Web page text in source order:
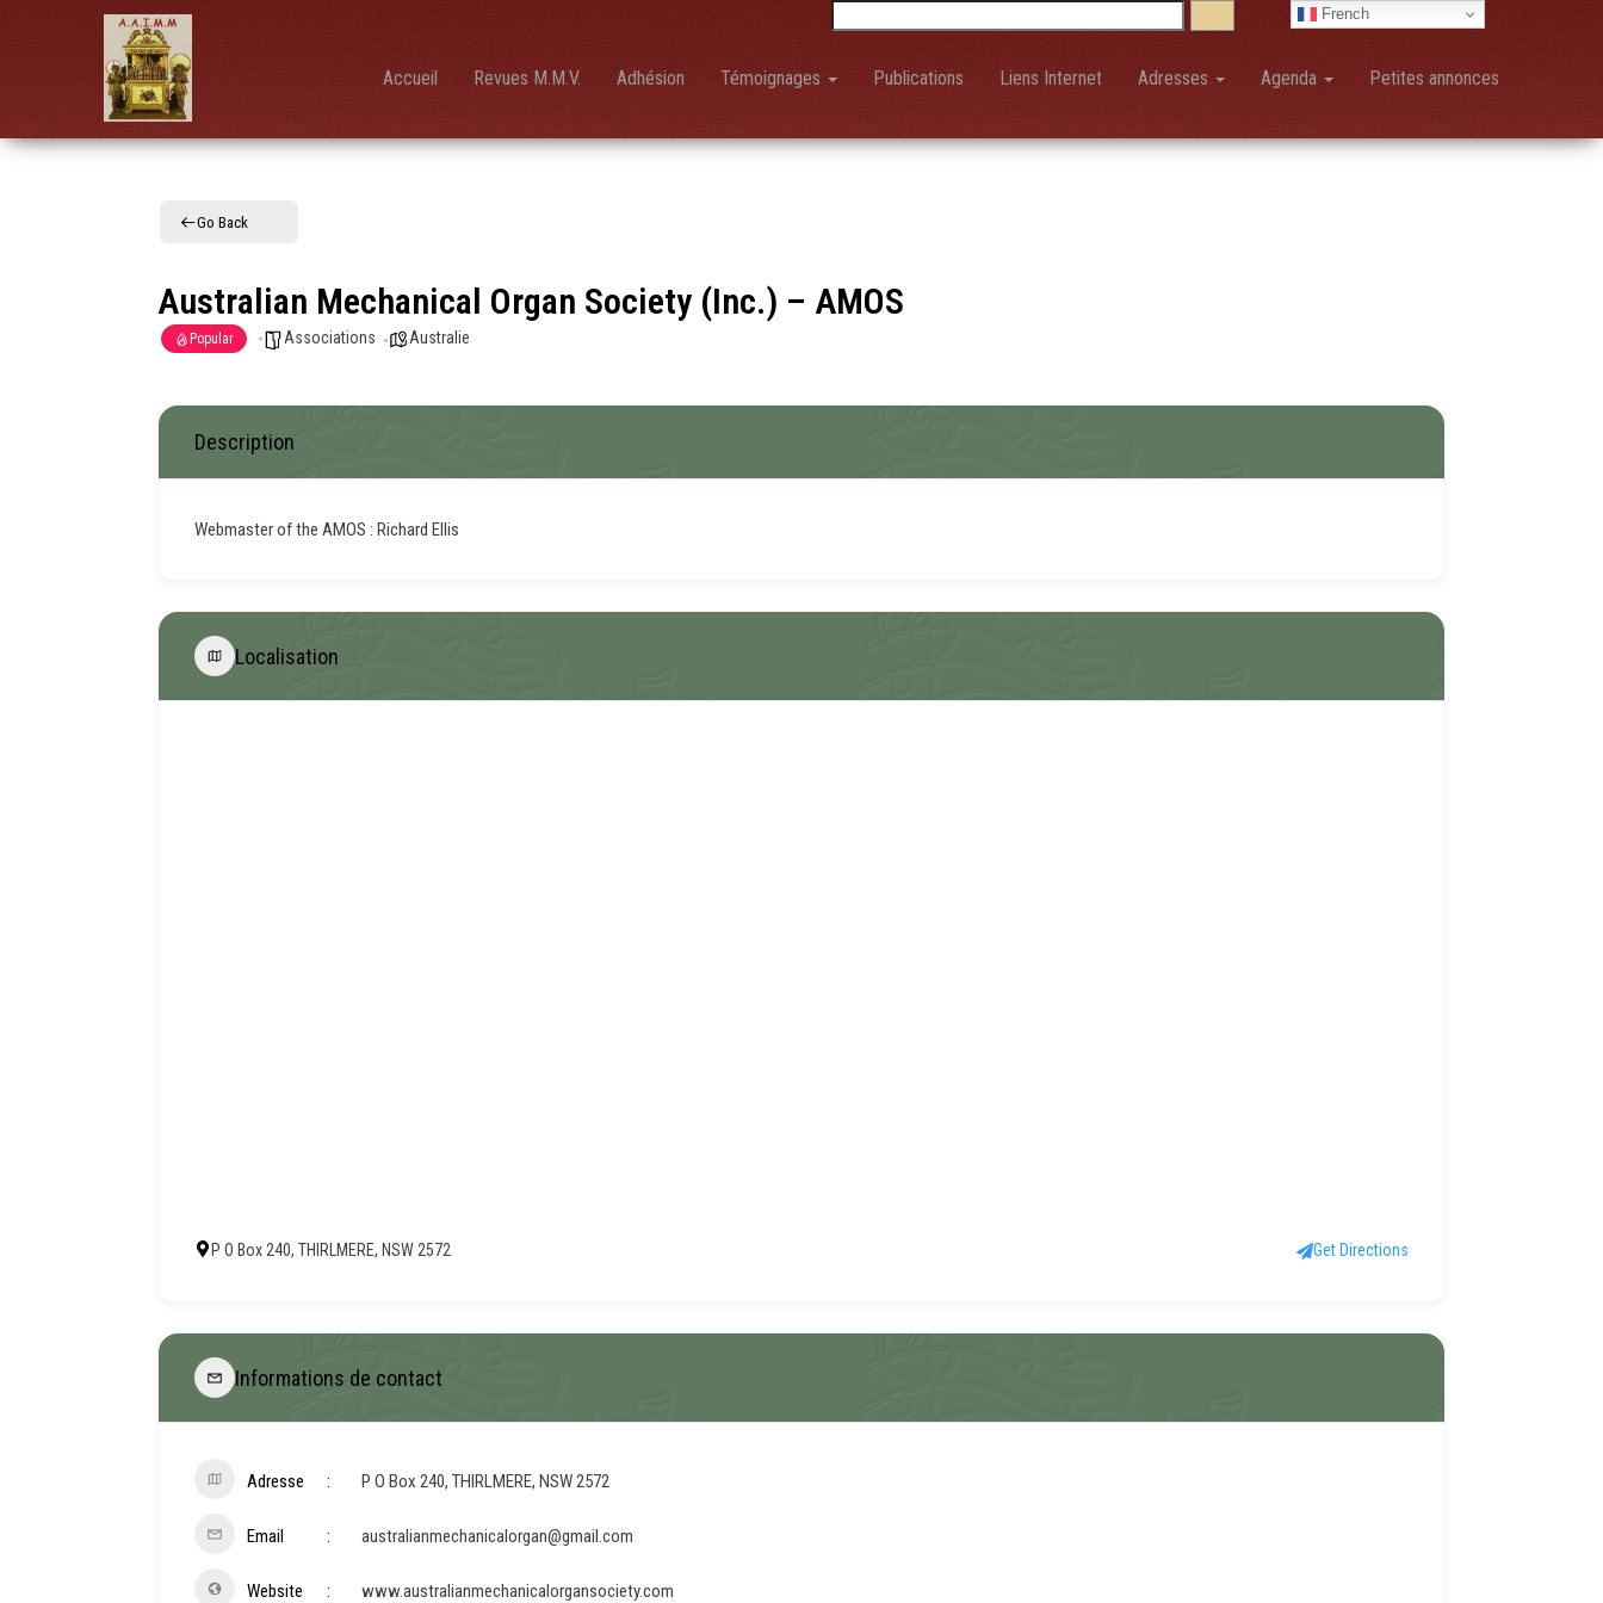
AAIMM
Association
des
Instruments
et de la
Musique
Mécanique
French
Accueil Revues M.M.V. Adhésion Témoignages Publications Liens Internet Adresses Agenda Petites annonces
Go Back
Australian Mechanical Organ Society (Inc.) – AMOS
Popular Associations Australie
Description
Webmaster of the AMOS : Richard Ellis
Localisation
P O Box 240, THIRLMERE, NSW 2572 Get Directions
Informations de contact
Adresse P O Box 240, THIRLMERE, NSW 2572
Email australianmechanicalorgan@gmail.com
Website www.australianmechanicalorgansociety.com